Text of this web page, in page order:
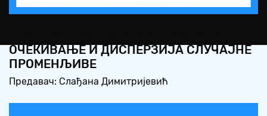
Video
ОЧЕКИВАЊЕ И ДИСПЕРЗИЈА СЛУЧАЈНЕ
ПРОМЕНЉИВЕ
Предавач: Слађана Димитријевић